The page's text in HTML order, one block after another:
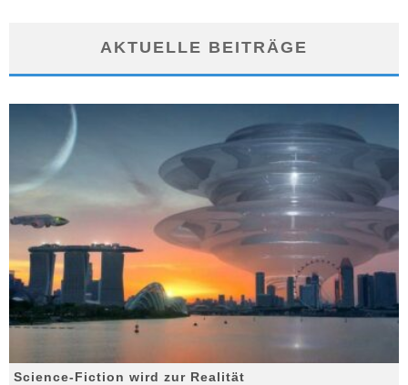
AKTUELLE BEITRÄGE
Science-Fiction wird zur Realität